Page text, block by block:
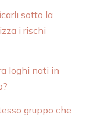
sotto la
i rischi
loghi nati in
gruppo che